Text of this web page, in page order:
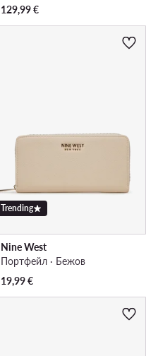
129,99€
Trending
Nine West
Портфейл · Бежов
19,99€